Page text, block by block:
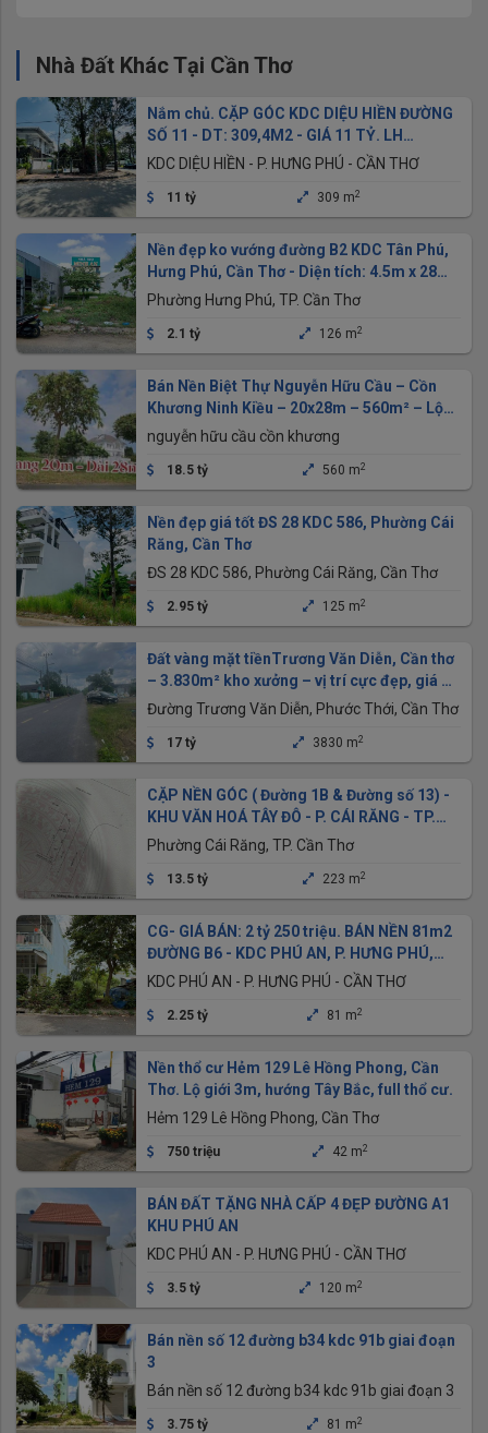
Nhà Đất Khác Tại Cần Thơ
Nắm chủ. CẶP GÓC KDC DIỆU HIỀN ĐƯỜNG
SỐ 11 - DT: 309,4M2 - GIÁ 11 TỶ. LH
0949946604 QUÝ
KDC DIỆU HIỀN - P. HƯNG PHÚ - CẦN THƠ
11 tỷ 309 m2
Nền đẹp ko vướng đường B2 KDC Tân Phú,
Hưng Phú, Cần Thơ - Diện tích: 4.5m x 28m
= 126m2 ODT
Phường Hưng Phú, TP. Cần Thơ
2.1 tỷ 126 m2
Bán Nền Biệt Thự Nguyễn Hữu Cầu – Cồn
Khương Ninh Kiều – 20x28m – 560m² – Lộ
20m
nguyễn hữu cầu cồn khương
18.5 tỷ 560 m2
Nền đẹp giá tốt ĐS 28 KDC 586, Phường Cái
Răng, Cần Thơ
ĐS 28 KDC 586, Phường Cái Răng, Cần Thơ
2.95 tỷ 125 m2
Đất vàng mặt tiềnTrương Văn Diễn, Cần thơ
– 3.830m² kho xưởng – vị trí cực đẹp, giá ưu
đãi
Đường Trương Văn Diễn, Phước Thới, Cần Thơ
17 tỷ 3830 m2
CẶP NỀN GÓC ( Đường 1B & Đường số 13) -
KHU VĂN HOÁ TÂY ĐÔ - P. CÁI RĂNG - TP.
CẦN THƠ
Phường Cái Răng, TP. Cần Thơ
13.5 tỷ 223 m2
CG- GIÁ BÁN: 2 tỷ 250 triệu. BÁN NỀN 81m2
ĐƯỜNG B6 - KDC PHÚ AN, P. HƯNG PHÚ,
CẦN THƠ GIA TỐT NHẤT
KDC PHÚ AN - P. HƯNG PHÚ - CẦN THƠ
2.25 tỷ 81 m2
Nền thổ cư Hẻm 129 Lê Hồng Phong, Cần
Thơ. Lộ giới 3m, hướng Tây Bắc, full thổ cư.
Hẻm 129 Lê Hồng Phong, Cần Thơ
750 triệu 42 m2
BÁN ĐẤT TẶNG NHÀ CẤP 4 ĐẸP ĐƯỜNG A1
KHU PHÚ AN
KDC PHÚ AN - P. HƯNG PHÚ - CẦN THƠ
3.5 tỷ 120 m2
Bán nền số 12 đường b34 kdc 91b giai đoạn
3
Bán nền số 12 đường b34 kdc 91b giai đoạn 3
3.75 tỷ 81 m2